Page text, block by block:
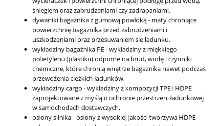
śniegiem oraz zabrudzeniami czy zadrapaniami,
dywaniki bagażnika z gumową powłoką- maty chroniące
powierzchnię bagażnika przed zabrudzeniami i
uszkodzeniami oraz przesuwaniem się ładunku,
wykładziny bagażnika PE- wykładziny z miękkiego
polietylenu (plastiku) odporne na brud, wodę i czynniki
chemiczne, które chronią wnętrze bagażnika nawet podczas
przewożenia ciężkich ładunków,
wykładziny cargo - wykładziny z kompozycji TPE i HDPE
zaprojektowane z myślą o ochronie przestrzeni ładunkowej
w samochodach dostawczych,
osłony silnika- osłony z wysokiej jakości tworzywa HDPE